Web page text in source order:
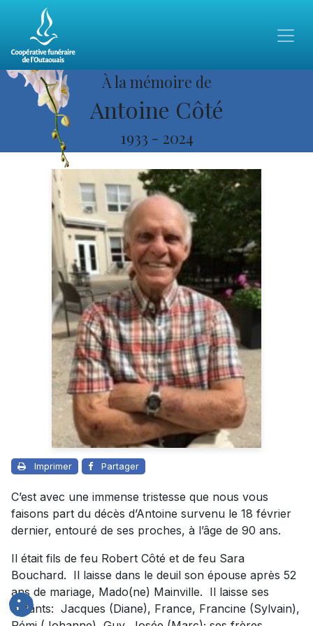
À la mémoire de
Antoine Côté
1933 - 2024
Imprimer Partager
C’est avec une immense tristesse que nous vous
faisons part du décès d’Antoine survenu le 18 février
dernier, entouré de ses proches, à l’âge de 90 ans.
Il était fils de feu Robert Côté et de feu Sara
Bouchard. Il laisse dans le deuil son épouse après 52
ans de mariage, Mado(ne) Mainville. Il laisse ses
enfants: Jacques (Diane), France, Francine (Sylvain),